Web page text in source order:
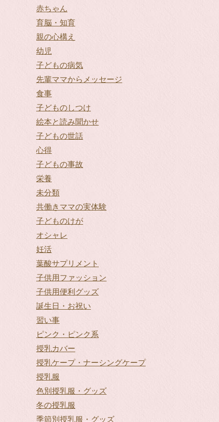
赤ちゃん
育脳・知育
親の心構え
幼児
子どもの病気
先輩ママからメッセージ
食事
子どものしつけ
絵本と読み聞かせ
子どもの世話
心得
子どもの事故
栄養
未分類
共働きママの実体験
子どものけが
オシャレ
妊活
葉酸サプリメント
子供用ファッション
子供用便利グッズ
誕生日・お祝い
習い事
ピンク・ピンク系
授乳カバー
授乳ケープ・ナーシングケープ
授乳服
色別授乳服・グッズ
冬の授乳服
季節別授乳服・グッズ